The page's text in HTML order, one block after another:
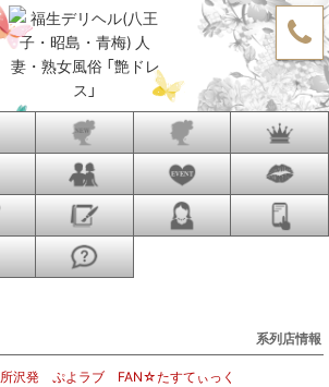
系列店情報
所沢発 ぷよラブ FAN☆たすてぃっく